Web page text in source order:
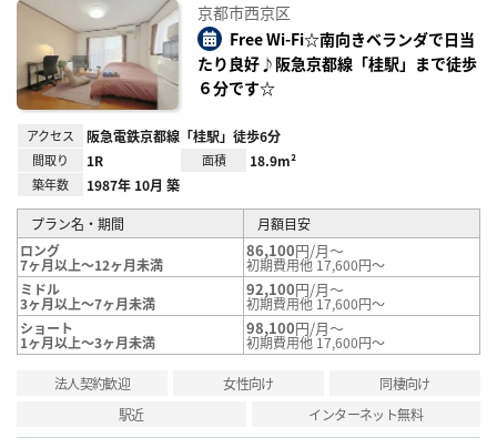
録
京都市西京区
Free Wi-Fi☆南向きベランダで日当
たり良好♪阪急京都線「桂駅」まで徒歩
６分です☆
アクセス 阪急電鉄京都線「桂駅」徒歩6分
間取り 1R 面積 18.9m²
築年数 1987年 10月 築
プラン名・期間
月額目安
ロング
7ヶ月以上～12ヶ月未満
86,100円/月～
初期費用他 17,600円～
ミドル
3ヶ月以上～7ヶ月未満
92,100円/月～
初期費用他 17,600円～
ショート
1ヶ月以上～3ヶ月未満
98,100円/月～
初期費用他 17,600円～
法人契約歓迎 女性向け
同棲向け
駅近
インターネット無料